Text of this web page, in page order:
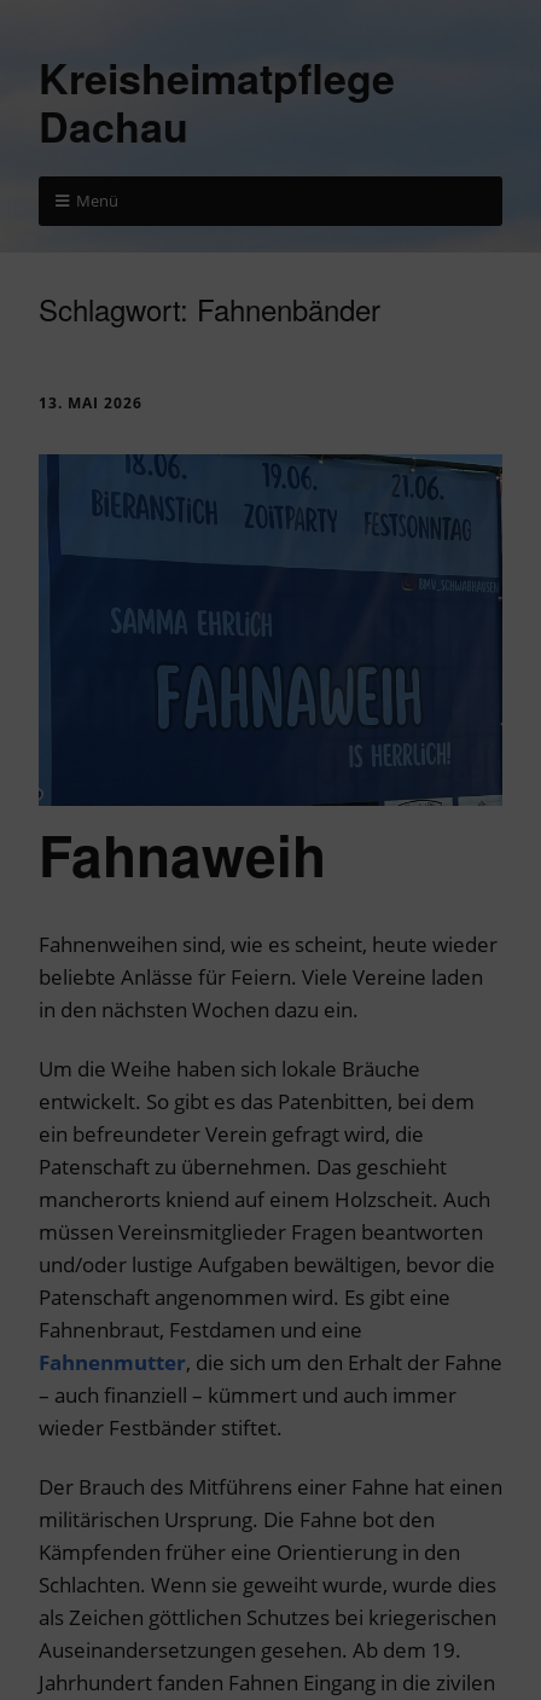
Kreisheimatpflege
Dachau
Menü
Schlagwort: Fahnenbänder
13. MAI 2026
Fahnaweih
Fahnenweihen sind, wie es scheint, heute wieder
beliebte Anlässe für Feiern. Viele Vereine laden
in den nächsten Wochen dazu ein.
Um die Weihe haben sich lokale Bräuche
entwickelt. So gibt es das Patenbitten, bei dem
ein befreundeter Verein gefragt wird, die
Patenschaft zu übernehmen. Das geschieht
mancherorts kniend auf einem Holzscheit. Auch
müssen Vereinsmitglieder Fragen beantworten
und/oder lustige Aufgaben bewältigen, bevor die
Patenschaft angenommen wird. Es gibt eine
Fahnenbraut, Festdamen und eine
Fahnenmutter, die sich um den Erhalt der Fahne
– auch finanziell – kümmert und auch immer
wieder Festbänder stiftet.
Der Brauch des Mitführens einer Fahne hat einen
militärischen Ursprung. Die Fahne bot den
Kämpfenden früher eine Orientierung in den
Schlachten. Wenn sie geweiht wurde, wurde dies
als Zeichen göttlichen Schutzes bei kriegerischen
Auseinandersetzungen gesehen. Ab dem 19.
Jahrhundert fanden Fahnen Eingang in die zivilen